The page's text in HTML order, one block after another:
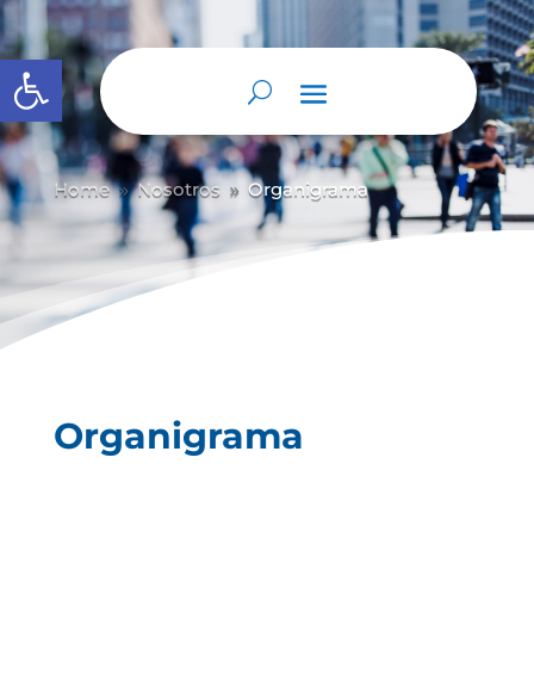
Abrir barra de herramientas
Home 9 Nosotros 9 Organigrama
Organigrama